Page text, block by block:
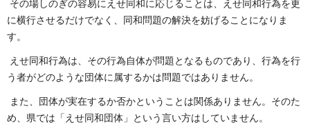
その場しのぎの容易にえせ同和に応じることは、えせ同和行為を更
に横行させるだけでなく、同和問題の解決を妨げることになりま
す。
えせ同和行為は、その行為自体が問題となるものであり、行為を行
う者がどのような団体に属するかは問題ではありません。
また、団体が実在するか否かということは関係ありません。そのた
め、県では「えせ同和団体」という言い方はしていません。